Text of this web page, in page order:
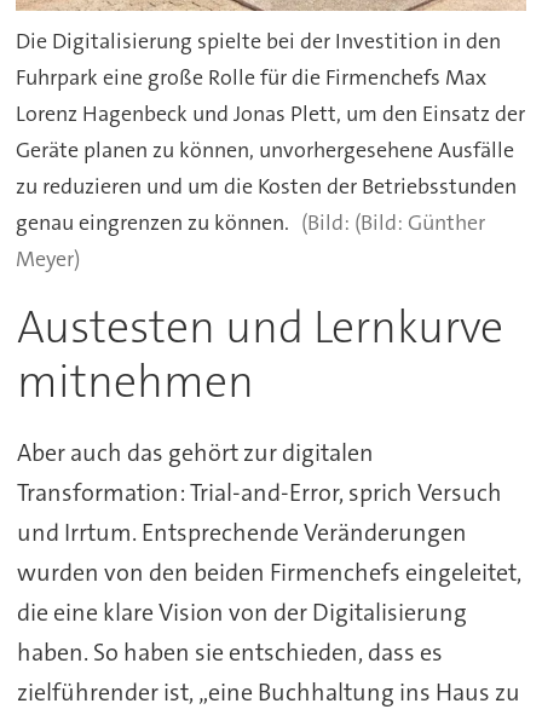
Die Digitalisierung spielte bei der Investition in den
Fuhrpark eine große Rolle für die Firmenchefs Max
Lorenz Hagenbeck und Jonas Plett, um den Einsatz der
Geräte planen zu können, unvorhergesehene Ausfälle
zu reduzieren und um die Kosten der Betriebsstunden
genau eingrenzen zu können.
(Bild: Günther
Meyer)
Austesten und Lernkurve
mitnehmen
Aber auch das gehört zur digitalen
Transformation: Trial-and-Error, sprich Versuch
und Irrtum. Entsprechende Veränderungen
wurden von den beiden Firmenchefs eingeleitet,
die eine klare Vision von der Digitalisierung
haben. So haben sie entschieden, dass es
zielführender ist, „eine Buchhaltung ins Haus zu